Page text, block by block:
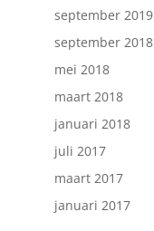
september 2019
september 2018
mei 2018
maart 2018
januari 2018
juli 2017
maart 2017
januari 2017